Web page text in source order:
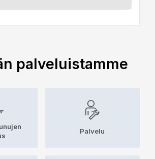
palveluistamme
Palvelu